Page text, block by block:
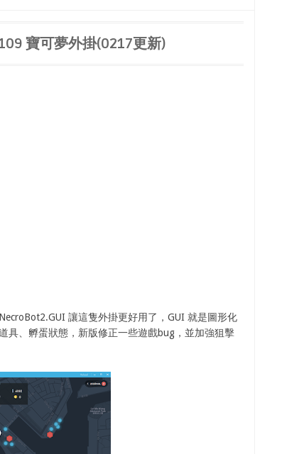
寶可夢外掛(0217更新)
讓這隻外掛更好用了，GUI 就是圖形化
具、孵蛋狀態，新版修正一些遊戲bug，並加強狙擊